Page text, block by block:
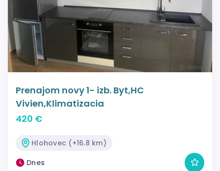
Prenajom novy 1- izb. Byt,HC
Vivien,Klimatizacia
420 €
Hlohovec (+16.8 km)
Dnes